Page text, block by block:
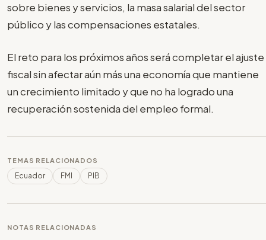
sobre bienes y servicios, la masa salarial del sector
público y las compensaciones estatales.
El reto para los próximos años será completar el ajuste
fiscal sin afectar aún más una economía que mantiene
un crecimiento limitado y que no ha logrado una
recuperación sostenida del empleo formal.
TEMAS RELACIONADOS
Ecuador FMI PIB
NOTAS RELACIONADAS